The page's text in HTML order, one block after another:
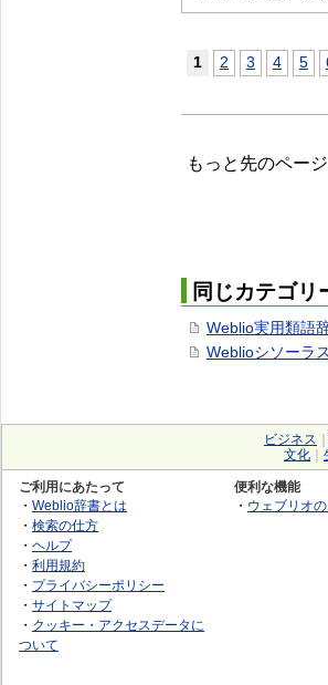
1 2 3 4 5
もっと先のペー
同じカテゴリ
Weblio実用類語
Weblioシソーラス
ビジネス
文化
ご利用にあたって
・ Weblio辞書とは
・ 検索の仕方
・ ヘルプ
・ 利用規約
・ プライバシーポリシー
・ サイトマップ
・ クッキー・アクセスデータに
ついて
便利な機能
・ ウェブリオの